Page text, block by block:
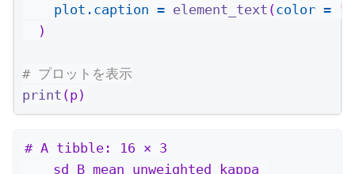
plot.caption = element_text (color =
  )
# プロットを表示
print (p)
# A tibble: 16 × 3